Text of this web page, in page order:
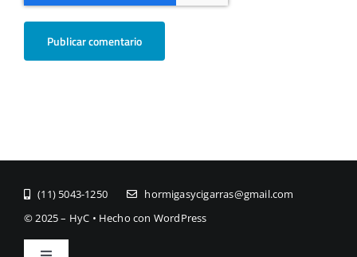
(11) ­5043-1250
hormigasycigarras@gmail.com
© 2025 – HyC • Hecho con WordPress